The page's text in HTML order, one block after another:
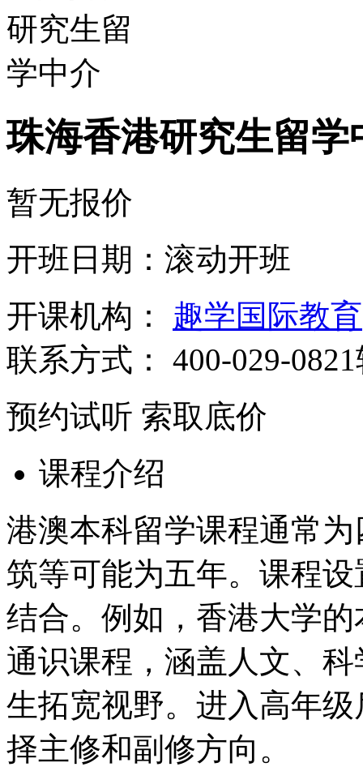
珠海香港研究生留学
暂无报价
开班日期：滚动开班
开课机构：
趣学国际教育
联系方式：
400-029-
预约试听 索取底价
课程介绍
港澳本科留学课程通常
筑等可能为五年。课程
结合。例如，香港大学
通识课程，涵盖人文、
生拓宽视野。进入高年
择主修和副修方向。